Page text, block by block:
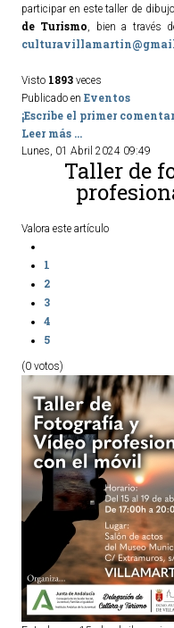
participar en este taller de
de Turismo, bien a través
Visto 1893 veces
Publicado en Eventos
¡Escribe el primer
Leer más ...
Lunes, 01 Abril 2024 09:49
Taller de
Valora este artículo
1
2
3
4
5
(0 votos)